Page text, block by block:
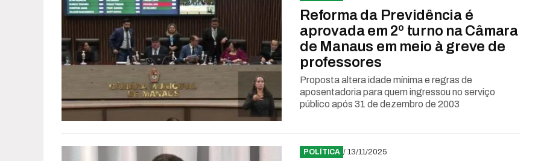
Reforma da Previdência é
aprovada em 2º turno na Câmara
de Manaus em meio à greve de
professores
Proposta altera idade mínima e regras de
aposentadoria para quem ingressou no serviço
público após 31 de dezembro de 2003
POLÍTICA / 13/11/2025